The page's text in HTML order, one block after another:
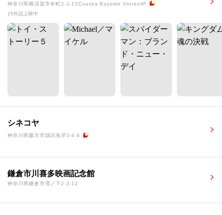
神奈川県横須賀市本町2-1-12Coaska Bayside Stores4F
15作品上映中
シネコヤ
神奈川県藤沢市鵠沼海岸3-4-6
鎌倉市川喜多映画記念館
神奈川県鎌倉市雪ノ下2-2-12